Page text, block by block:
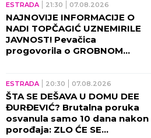
ESTRADA 21:30 07.08.2026
NAJNOVIJE INFORMACIJE O
NADI TOPČAGIĆ UZNEMIRILE
JAVNOST! Pevačica
progovorila o GROBNOM
ESTRADA 20:30 07.08.2026
ŠTA SE DEŠAVA U DOMU DEE
ĐURĐEVIĆ? Brutalna poruka
osvanula samo 10 dana nakon
porođaja: ZLO ĆE SE